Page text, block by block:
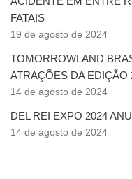
FATAIS
19 de agosto de 2024
TOMORROWLAND
ATRAÇÕES DA EDIÇÃO
14 de agosto de 2024
DEL REI EXPO 2024
14 de agosto de 2024